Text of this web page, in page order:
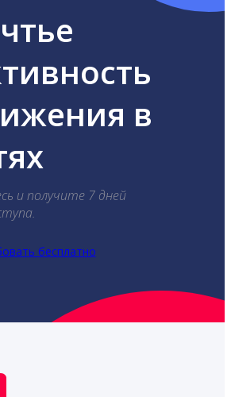
в
и получите 7 дней
бесплатно